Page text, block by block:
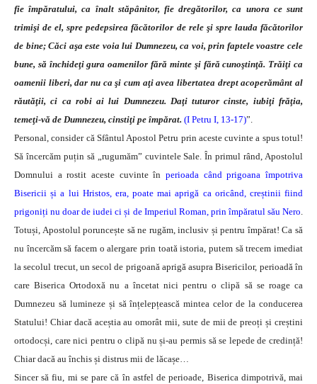
fie împăratului, ca înalt stăpânitor, fie dregătorilor, ca unora ce sunt
trimişi de el, spre pedepsirea făcătorilor de rele şi spre lauda făcătorilor
de bine; Căci aşa este voia lui Dumnezeu, ca voi, prin faptele voastre cele
bune, să închideţi gura oamenilor fără minte şi fără cunoştinţă. Trăiţi ca
oamenii liberi, dar nu ca şi cum aţi avea libertatea drept acoperământ al
răutăţii, ci ca robi ai lui Dumnezeu. Daţi tuturor cinste, iubiţi frăţia,
temeţi-vă de Dumnezeu, cinstiţi pe împărat. (I Petru I, 13-17)”.
Personal, consider că Sfântul Apostol Petru prin aceste cuvinte a spus totul!
Să încercăm puțin să „rugumăm” cuvintele Sale.În primul rând, Apostolul
Domnului a rostit aceste cuvinte în perioada când prigoana împotriva
Bisericii și a lui Hristos, era, poate mai aprigă ca oricând, creștinii fiind
prigoniți nu doar de iudei ci și de Imperiul Roman, prin împăratul său Nero.
Totuși, Apostolul poruncește să ne rugăm, inclusiv și pentru împărat! Ca să
nu încercăm să facem o alergare prin toată istoria, putem să trecem imediat
la secolul trecut, un secol de prigoană aprigă asupra Bisericilor, perioadă în
care Biserica Ortodoxă nu a încetat nici pentru o clipă să se roage ca
Dumnezeu să lumineze și să înțelepțească mintea celor de la conducerea
Statului! Chiar dacă aceștia au omorât mii, sute de mii de preoți și creștini
ortodocși, care nici pentru o clipă nu și-au permis să se lepede de credință!
Chiar dacă au închis și distrus mii de lăcașe…
Sincer să fiu, mi se pare că în astfel de perioade, Biserica dimpotrivă, mai